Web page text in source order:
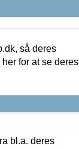
så deres
for at se deres
bl.a. deres